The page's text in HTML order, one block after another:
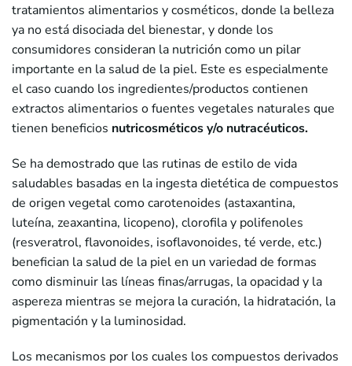
tratamientos alimentarios y cosméticos, donde la belleza
ya no está disociada del bienestar, y donde los
consumidores consideran la nutrición como un pilar
importante en la salud de la piel. Este es especialmente
el caso cuando los ingredientes/productos contienen
extractos alimentarios o fuentes vegetales naturales que
tienen beneficios nutricosméticos y/o nutracéuticos.
Se ha demostrado que las rutinas de estilo de vida
saludables basadas en la ingesta dietética de compuestos
de origen vegetal como carotenoides (astaxantina,
luteína, zeaxantina, licopeno), clorofila y polifenoles
(resveratrol, flavonoides, isoflavonoides, té verde, etc.)
benefician la salud de la piel en un variedad de formas
como disminuir las líneas finas/arrugas, la opacidad y la
aspereza mientras se mejora la curación, la hidratación, la
pigmentación y la luminosidad.
Los mecanismos por los cuales los compuestos derivados